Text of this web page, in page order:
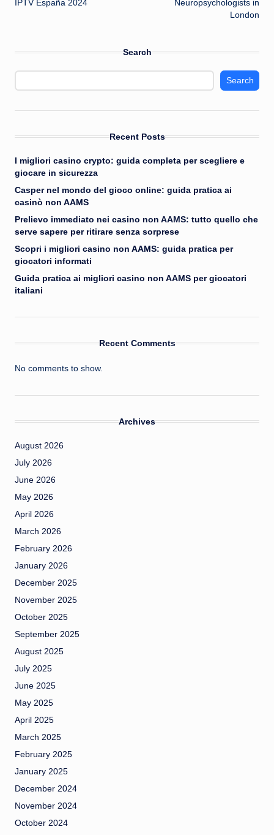
IPTV España 2024
Neuropsychologists in
London
Search
Search
Recent Posts
I migliori casino crypto: guida completa per scegliere e
giocare in sicurezza
Casper nel mondo del gioco online: guida pratica ai
casinò non AAMS
Prelievo immediato nei casino non AAMS: tutto quello che
serve sapere per ritirare senza sorprese
Scopri i migliori casino non AAMS: guida pratica per
giocatori informati
Guida pratica ai migliori casino non AAMS per giocatori
italiani
Recent Comments
No comments to show.
Archives
August 2026
July 2026
June 2026
May 2026
April 2026
March 2026
February 2026
January 2026
December 2025
November 2025
October 2025
September 2025
August 2025
July 2025
June 2025
May 2025
April 2025
March 2025
February 2025
January 2025
December 2024
November 2024
October 2024